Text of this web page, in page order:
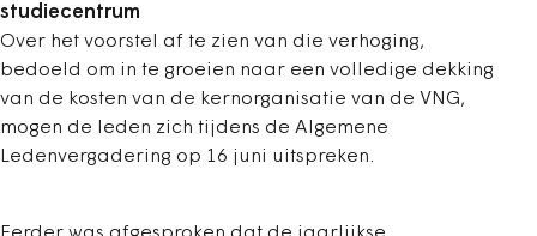
studiecentrum
Over het voorstel af te zien van die verhoging,
bedoeld om in te groeien naar een volledige dekking
van de kosten van de kernorganisatie van de VNG,
mogen de leden zich tijdens de Algemene
Ledenvergadering op 16 juni uitspreken.